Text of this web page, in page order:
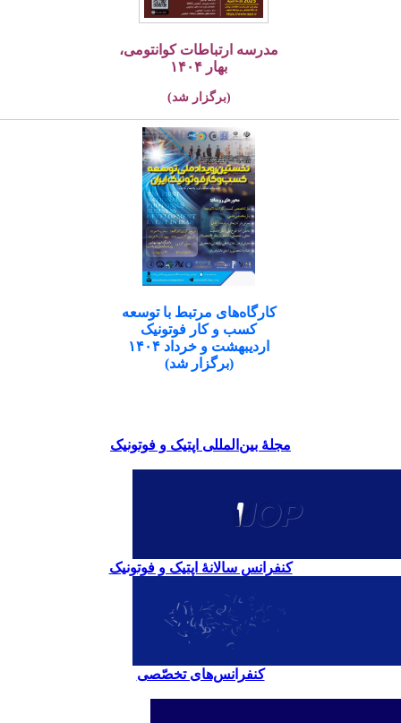
مدرسه ارتباطات کوانتومی،
بهار ۱۴۰۴
(برگزار شد)
کارگاه‌های مرتبط با توسعه
کسب و کار فوتونیک
اردیبهشت و خرداد ۱۴۰۴
(برگزار شد)
مجلۀ بین‌المللی اپتیک و فوتونیک
کنفرانس سالانۀ اپتیک و فوتونیک
کنفرانس‌های تخصّصی